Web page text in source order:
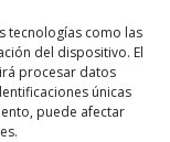
tecnologías como las
del dispositivo. El
procesar datos
únicas
puede afectar